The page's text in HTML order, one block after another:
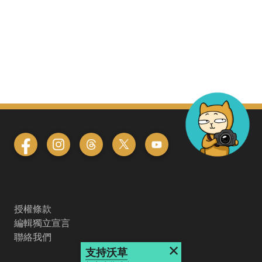
授權條款
編輯獨立宣言
聯絡我們
支持沃草 ×